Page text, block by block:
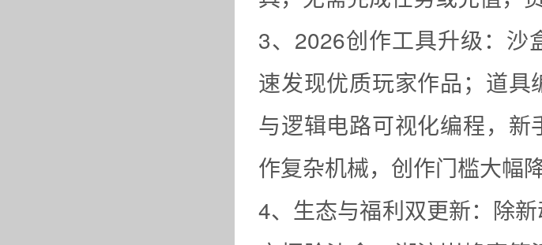
3、2026创作工具升级：沙
速发现优质玩家作品；道
与逻辑电路可视化编程，
作复杂机械，创作门槛大幅降
4、生态与福利双更新：除